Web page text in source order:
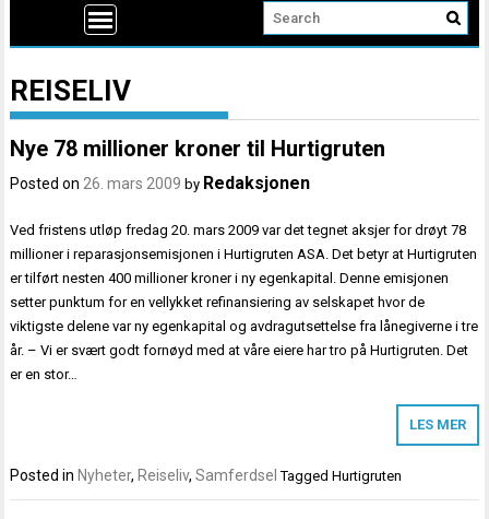
REISELIV
Nye 78 millioner kroner til Hurtigruten
Posted on26. mars 2009 by Redaksjonen
Ved fristens utløp fredag 20. mars 2009 var det tegnet aksjer for drøyt 78
millioner i reparasjonsemisjonen i Hurtigruten ASA. Det betyr at Hurtigruten
er tilført nesten 400 millioner kroner i ny egenkapital. Denne emisjonen
setter punktum for en vellykket refinansiering av selskapet hvor de
viktigste delene var ny egenkapital og avdragutsettelse fra lånegiverne i tre
år. – Vi er svært godt fornøyd med at våre eiere har tro på Hurtigruten. Det
er en stor…
LES MER
Posted in Nyheter, Reiseliv,Samferdsel TaggedHurtigruten